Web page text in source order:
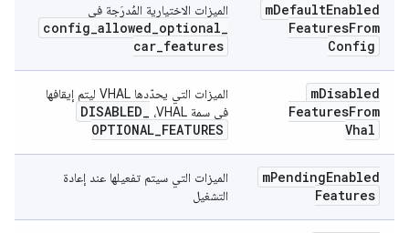
mDefaultEnabled
FeaturesFrom
Config
الميزات الاختيارية المُدرَجة في
config_allowed_optional_
car_features
mDisabled
FeaturesFrom
Vhal
الميزات التي يحدّدها VHAL ليتم إيقافها
في سمة VHAL،
DISABLED_
OPTIONAL_FEATURES
mPendingEnabled
Features
الميزات التي سيتم تفعيلها عند إعادة
التشغيل